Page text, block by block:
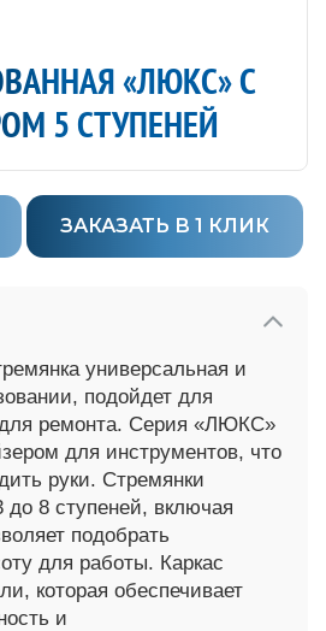
«ЛЮКС» С
5 СТУПЕНЕЙ
ЗАКАЗАТЬ В 1 КЛИК
универсальная и
подойдет для
ремонта. Серия «ЛЮКС»
для инструментов, что
руки. Стремянки
до 8 ступеней, включая
подобрать
для работы. Каркас
которая обеспечивает
и